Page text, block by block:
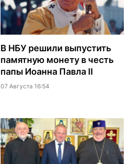
В НБУ решили выпустить
памятную монету в честь
папы Иоанна Павла II
07 Августа 16:54